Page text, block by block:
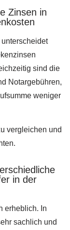
Zinsen in
sind die
Notargebühren,
weniger
vergleichen und
in der
erheblich. In
sachlich und